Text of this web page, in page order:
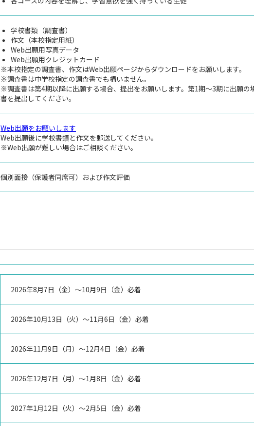
学校書類（調査書）
作文（本校指定用紙）
Web出願用写真データ
Web出願用クレジットカード
※本校指定の調査書、作文はWeb出願ページからダウンロードをお願いします。
※調査書は中学校指定の調査書でも構いません。
※調査書は第4期以降に出願する場合、提出をお願いします。第1期～3期に出願の
書を提出してください。
Web出願をお願いします
Web出願後に学校書類と作文を郵送してください。
※Web出願が難しい場合はご相談ください。
個別面接（保護者同席可）および作文評価
2026年8月7日（金）～10月9日（金）必着
2026年10月13日（火）～11月6日（金）必着
2026年11月9日（月）～12月4日（金）必着
2026年12月7日（月）～1月8日（金）必着
2027年1月12日（火）～2月5日（金）必着